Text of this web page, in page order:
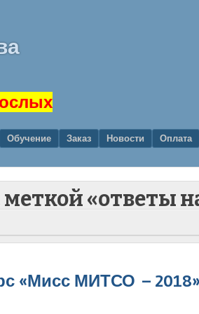
Обучение Заказ Новости Оплата
меткой «ответы
«Мисс МИТСО – 2018»